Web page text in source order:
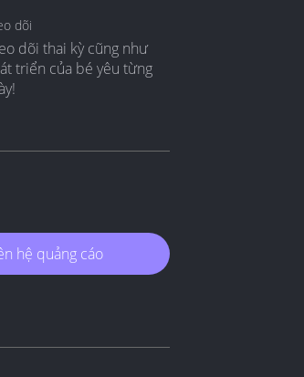
dõi
dõi thai kỳ cũng như
triển của bé yêu từng
hệ quảng cáo